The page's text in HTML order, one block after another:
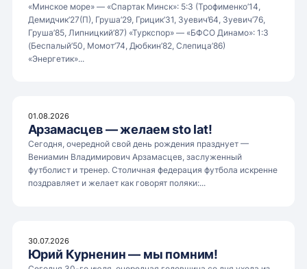
«Минское море» — «Спартак Минск»: 5:3 (Трофименко’14,
Демидчик’27(П), Груша’29, Грицик’31, Зуевич’64, Зуевич’76,
Груша’85, Липницкий’87) «Туркспор» — «БФСО Динамо»: 1:3
(Беспалый’50, Момот’74, Дюбкин’82, Слепица’86)
«Энергетик»...
01.08.2026
Арзамасцев — желаем sto lat!
Сегодня, очередной свой день рождения празднует —
Вениамин Владимирович Арзамасцев, заслуженный
футболист и тренер. Столичная федерация футбола искренне
поздравляет и желает как говорят поляки:...
30.07.2026
Юрий Курненин — мы помним!